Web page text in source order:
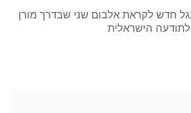
חדש לקראת אלבום שני שבדרך מורן